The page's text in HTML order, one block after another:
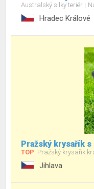
Australský silky teriér
Hradec Králové
Pražský krysařík s
TOP Pražský krysařík
Jihlava